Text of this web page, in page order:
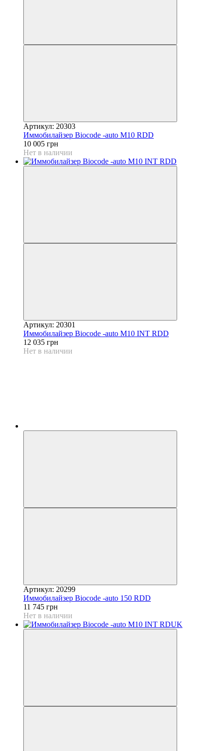
Артикул: 20303
Иммобилайзер Biocode -auto M10 RDD
10 005 грн
Нет в наличии
Артикул: 20301
Иммобилайзер Biocode -auto M10 INT RDD
12 035 грн
Нет в наличии
Артикул: 20299
Иммобилайзер Biocode -auto 150 RDD
11 745 грн
Нет в наличии